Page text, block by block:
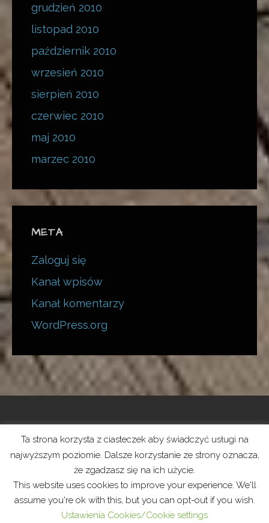
grudzień 2010
listopad 2010
październik 2010
wrzesień 2010
sierpień 2010
czerwiec 2010
maj 2010
marzec 2010
META
Zaloguj się
Kanał wpisów
Kanał komentarzy
WordPress.org
Polityka prywatności
Prawa autorskie © 2026 Stowarzyszenie Żeglarskie —
Lyrical motyw WordPress od
GoDaddy
Ta strona korzysta z ciasteczek aby świadczyć usługi na
najwyższym poziomie. Dalsze korzystanie ze strony oznacza,
że zgadzasz się na ich użycie.
This website uses cookies to improve your experience. We'll
assume you're ok with this, but you can opt-out if you wish.
Ustawienia Cookies/Cookie settings